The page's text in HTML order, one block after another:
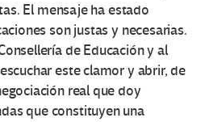
El mensaje ha estado
son justas y necesarias.
de Educación y al
este clamor y abrir, de
real que doy
que constituyen una